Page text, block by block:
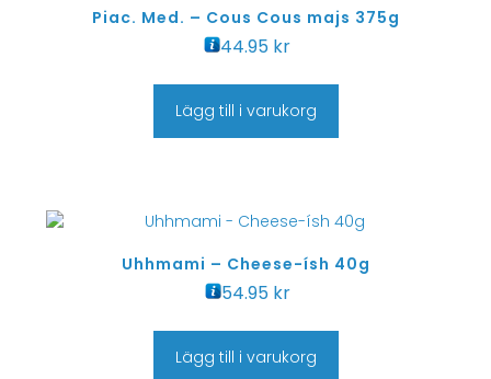
Piac. Med. – Cous Cous majs 375g
44.95 kr
Lägg till i varukorg
Uhhmami – Cheese-ísh 40g
54.95 kr
Lägg till i varukorg